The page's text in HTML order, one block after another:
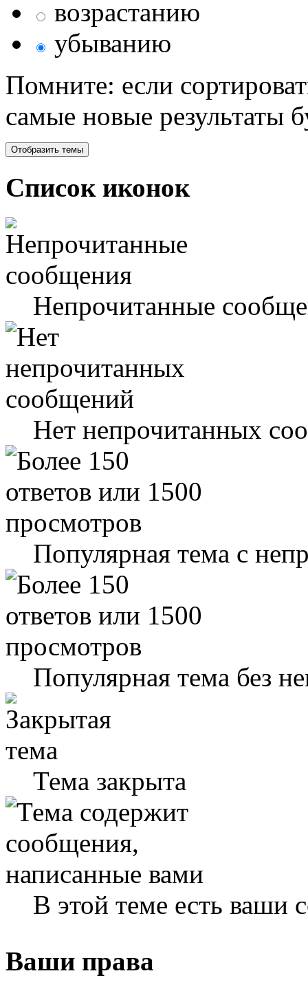
возрастанию
убыванию
Помните: если
самые новые результаты
Список иконок
Непрочитанные
Нет непрочитанных
Популярная тема с
Популярная тема без
Тема закрыта
В этой теме есть ваши
Ваши права